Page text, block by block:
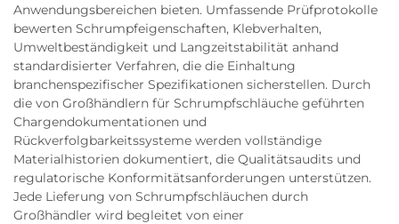
Anwendungsbereichen bieten. Umfassende Prüfprotokolle
bewerten Schrumpfeigenschaften, Klebverhalten,
Umweltbeständigkeit und Langzeitstabilität anhand
standardisierter Verfahren, die die Einhaltung
branchenspezifischer Spezifikationen sicherstellen. Durch
die von Großhändlern für Schrumpfschläuche geführten
Chargendokumentationen und
Rückverfolgbarkeitssysteme werden vollständige
Materialhistorien dokumentiert, die Qualitätsaudits und
regulatorische Konformitätsanforderungen unterstützen.
Jede Lieferung von Schrumpfschläuchen durch
Großhändler wird begleitet von einer